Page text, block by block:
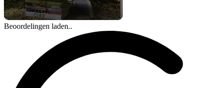
Beoordelingen laden..